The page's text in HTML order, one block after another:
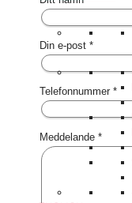
Din e-post *
Telefonnummer *
Meddelande *